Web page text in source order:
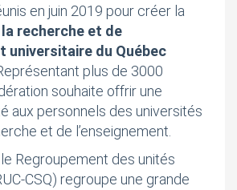
en juin 2019 pour créer la
recherche et de
universitaire du Québec
plus de 3000
souhaite offrir une
aux personnels des universités
et de l’enseignement.
Regroupement des unités
CSQ) regroupe une grande